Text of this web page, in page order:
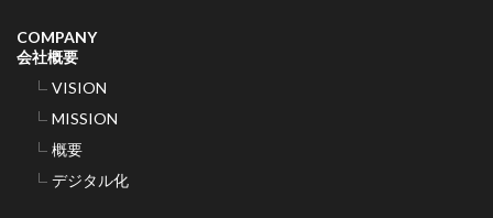
COMPANY
会社概要
VISION
MISSION
概要
デジタル化